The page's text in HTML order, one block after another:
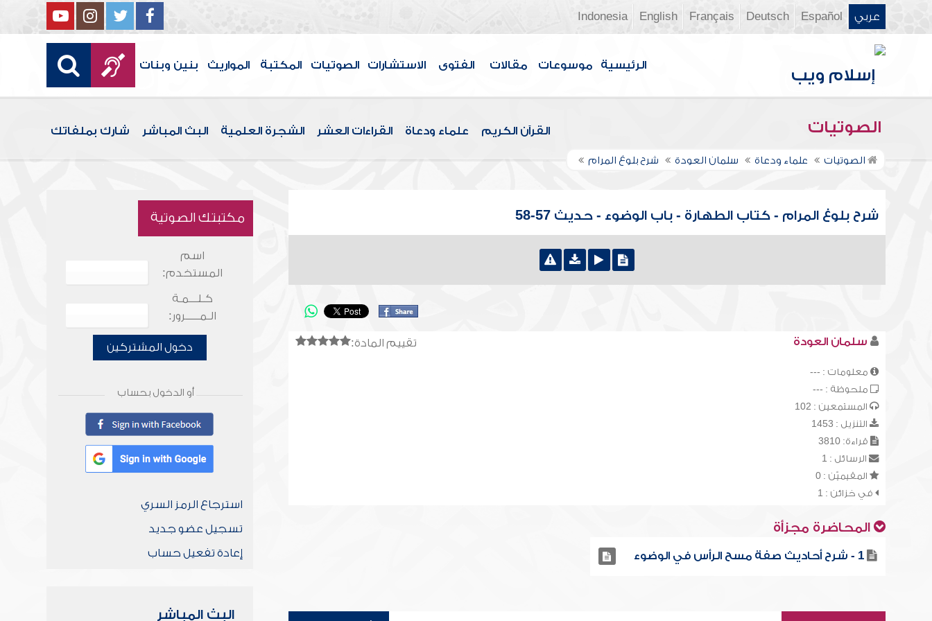
عربي Español
Deutsch
Français
English
Indonesia
الرئيسية موسوعات مقالات الفتوى الاستشارات الصوتيات المكتبة المواريث بنين وبنات
الصوتيات القرآن الكريم علماء ودعاة القراءات العشر الشجرة العلمية البث المباشر شارك بملفاتك
الصوتيات علماء ودعاة سلمان العودة شرح بلوغ المرام
شرح بلوغ المرام - كتاب الطهارة - باب الوضوء - حديث 57-58
تقييم المادة: سلمان العودة
معلومات : ---
ملحوظة : ---
المستمعين : 102
التنزيل : 1453
قراءة: 3810
الرسائل : 1
المقيميّن : 0
في خزائن : 1
المحاضرة مجزأة
1 - شرح أحاديث صفة مسح الرأس في الوضوء
مكتبتك الصوتية
اسم
المستخدم:
كـلـــمـة
الـمـــــرور:
دخول المشتركين
أو الدخول بحساب
استرجاع الرمز السري
تسجيل عضو جديد
إعادة تفعيل حساب
البث المباشر